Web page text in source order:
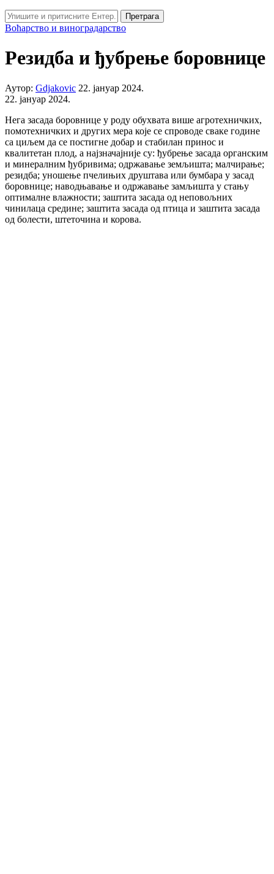
Претрага
Воћарство и виноградарство
Резидба и ђубрење боровнице
Аутор: Gdjakovic 22. јануар 2024.
22. јануар 2024.
Нега засада боровнице у роду обухвата више агротехничких,
помотехничких и других мера које се спроводе сваке године
са циљем да се постигне добар и стабилан принос и
квалитетан плод, а најзначајније су: ђубрење засада органским
и минералним ђубривима; одржавање земљишта; малчирање;
резидба; уношење пчелињих друштава или бумбара у засад
боровнице; наводњавање и одржавање замљишта у стању
оптималне влажности; заштита засада од неповољних
чинилаца средине; заштита засада од птица и заштита засада
од болести, штеточина и корова.